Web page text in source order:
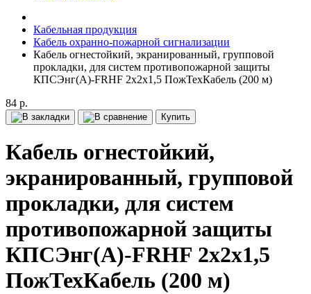
Кабельная продукция
Кабель охранно-пожарной сигнализации
Кабель огнестойкий, экранированный, групповой
прокладки, для систем противопожарной защиты
КПСЭнг(А)-FRHF 2x2x1,5 ПожТехКабель (200 м)
84 р.
Купить
Кабель огнестойкий,
экранированный, групповой
прокладки, для систем
противопожарной защиты
КПСЭнг(А)-FRHF 2x2x1,5
ПожТехКабель (200 м)